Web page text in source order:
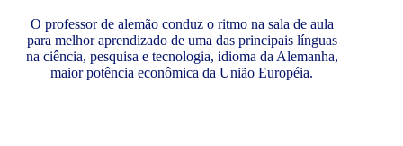
O professor de alemão conduz o ritmo na sala de aula
para melhor aprendizado de uma das principais línguas
na ciência, pesquisa e tecnologia, idioma da Alemanha,
maior potência econômica da União Européia.